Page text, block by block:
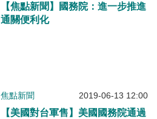
【焦點新聞】國務院：進一步推進
通關便利化
焦點新聞 2019-06-13 12:00
【美國對台軍售】美國國務院通過